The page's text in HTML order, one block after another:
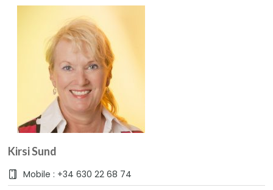
Kirsi Sund
Mobile : +34 630 22 68 74